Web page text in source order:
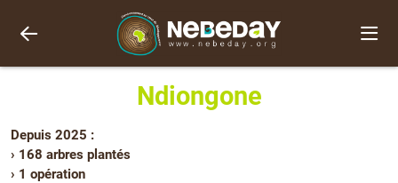
Ndiongone
Depuis 2025 :
› 168 arbres plantés
› 1 opération